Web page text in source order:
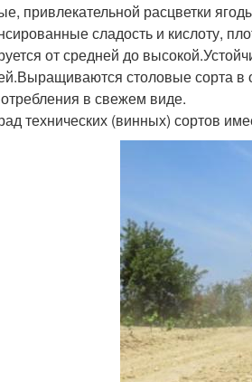
привлекательной расцветки
сладость и кислоту,
от средней до
столовые сорта в
в свежем виде.
технических (винных) сортов